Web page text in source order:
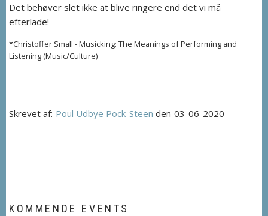
Det behøver slet ikke at blive ringere end det vi må
efterlade!
*Christoffer Small - Musicking: The Meanings of Performing and
Listening (Music/Culture)
Skrevet af: Poul Udbye Pock-Steen 03-06-2020
KOMMENDE EVENTS